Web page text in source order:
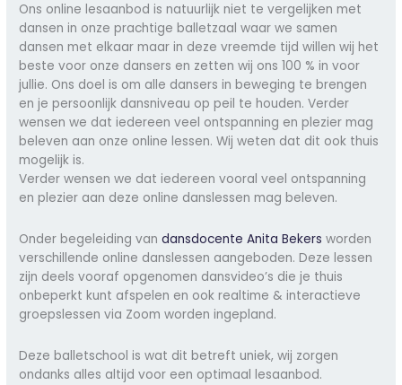
Ons online lesaanbod is natuurlijk niet te vergelijken met
dansen in onze prachtige balletzaal waar we samen
dansen met elkaar maar in deze vreemde tijd willen wij het
beste voor onze dansers en zetten wij ons 100 % in voor
jullie. Ons doel is om alle dansers in beweging te brengen
en je persoonlijk dansniveau op peil te houden. Verder
wensen we dat iedereen veel ontspanning en plezier mag
beleven aan onze online lessen. Wij weten dat dit ook thuis
mogelijk is.
Verder wensen we dat iedereen vooral veel ontspanning
en plezier aan deze online danslessen mag beleven.
Onder begeleiding vandansdocente Anita Bekers worden
verschillende online danslessen aangeboden. Deze lessen
zijn deels vooraf opgenomen dansvideo’s die je thuis
onbeperkt kunt afspelen en ook realtime & interactieve
groepslessen via Zoom worden ingepland.
Deze balletschool is wat dit betreft uniek, wij zorgen
ondanks alles altijd voor een optimaal lesaanbod.